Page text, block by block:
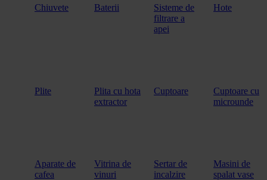
Chiuvete
Baterii
Sisteme de
filtrare a
apei
Hote
Plite
Plita cu hota
extractor
Cuptoare
Cuptoare cu
microunde
Aparate de
cafea
Vitrina de
vinuri
Sertar de
incalzire
Masini de
spalat vase